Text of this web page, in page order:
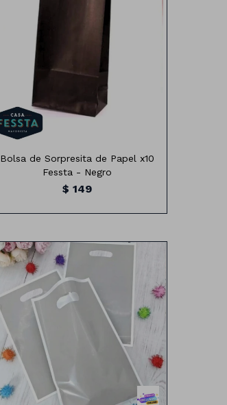
Bolsa de papel x10 unidades
Medidas:24cm x 13cm
Bolsa de Sorpresita de Papel x10
Fessta - Negro
$ 149
Bolsa de nylon colores lisos
Medidas: 25cm x16 cm